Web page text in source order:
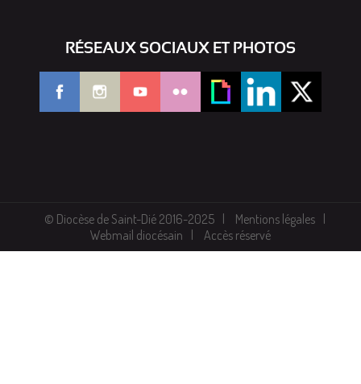
RÉSEAUX SOCIAUX ET PHOTOS
© Diocèse de Saint-Dié 2016-2025
Mentions légales
Webmail diocésain
Accès réservé